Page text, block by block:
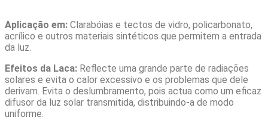
Aplicação em: Clarabóias e tectos de vidro, policarbonato,
acrílico e outros materiais sintéticos que permitem a entrada
da luz.
Efeitos da Laca: Reflecte uma grande parte de radiações
solares e evita o calor excessivo e os problemas que dele
derivam. Evita o deslumbramento, pois actua como um eficaz
difusor da luz solar transmitida, distribuindo-a de modo
uniforme.